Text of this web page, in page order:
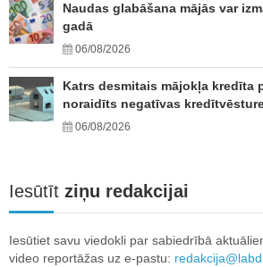
Naudas glabāšana mājās var
gadā
06/08/2026
Katrs desmitais mājokļa kredīta
noraidīts negatīvas
06/08/2026
Iesūtīt ziņu redakcijai
Iesūtiet savu viedokli par sabiedrībā
video reportāžas uz e-pastu: